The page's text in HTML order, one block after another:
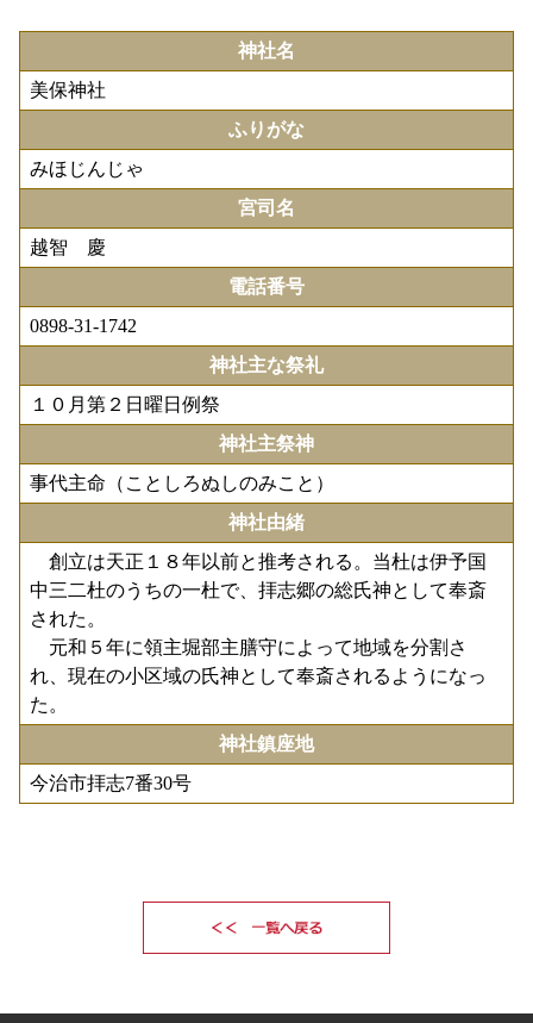
神社名
美保神社
ふりがな
みほじんじゃ
宮司名
越智 慶
電話番号
0898-31-1742
神社主な祭礼
１０月第２日曜日例祭
神社主祭神
事代主命（ことしろぬしのみこと）
神社由緒
創立は天正１８年以前と推考される。当杜は伊予国
中三二杜のうちの一杜で、拝志郷の総氏神として奉斎
された。
元和５年に領主堀部主膳守によって地域を分割さ
れ、現在の小区域の氏神として奉斎されるようになっ
た。
神社鎮座地
今治市拝志7番30号